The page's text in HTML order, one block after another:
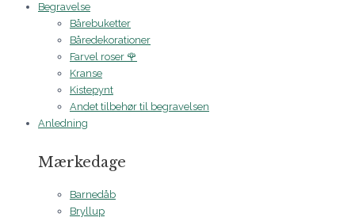
Begravelse
Bårebuketter
Båredekorationer
Farvel roser 🌹
Kranse
Kistepynt
Andet tilbehør til begravelsen
Anledning
Mærkedage
Barnedåb
Bryllup